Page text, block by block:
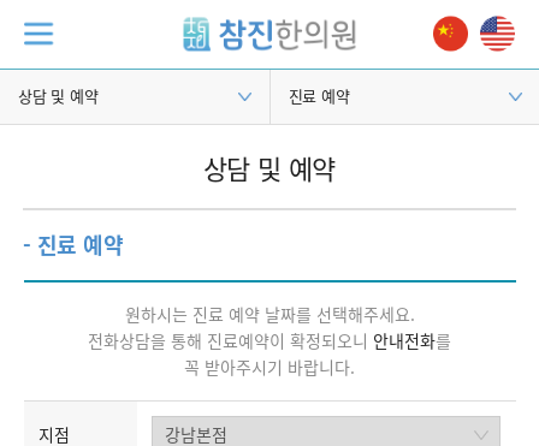
상담 및 예약 진료 예약
상담 및 예약
- 진료 예약
원하시는 진료 예약 날짜를 선택해주세요.
전화상담을 통해 진료예약이 확정되오니 안내전화를
꼭 받아주시기 바랍니다.
지점